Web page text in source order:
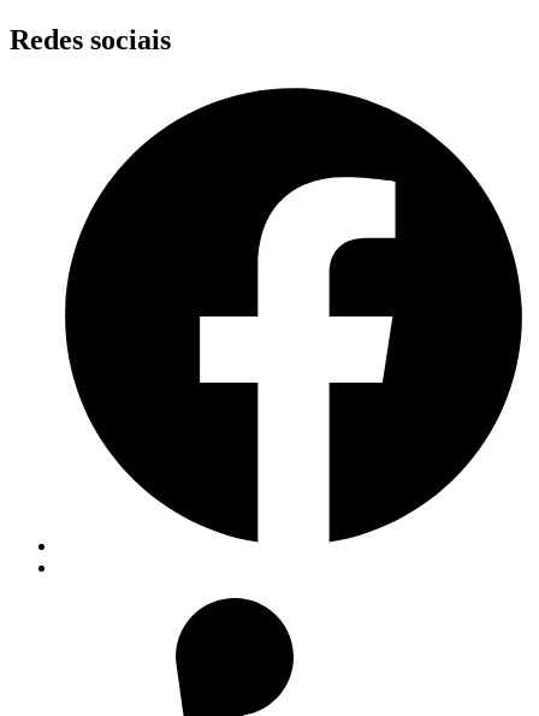
Skip
to
Redes sociais